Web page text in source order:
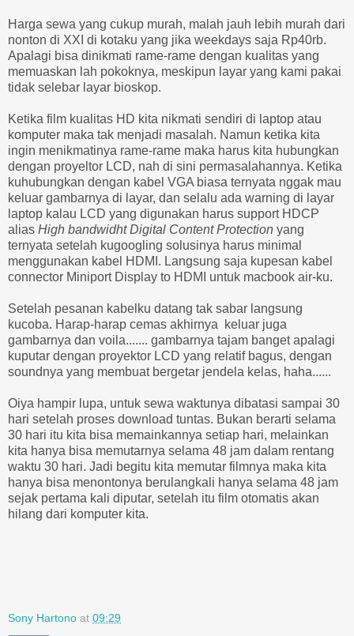
Harga sewa yang cukup murah, malah jauh lebih murah dari
nonton di XXI di kotaku yang jika weekdays saja Rp40rb.
Apalagi bisa dinikmati rame-rame dengan kualitas yang
memuaskan lah pokoknya, meskipun layar yang kami pakai
tidak selebar layar bioskop.
Ketika film kualitas HD kita nikmati sendiri di laptop atau
komputer maka tak menjadi masalah. Namun ketika kita
ingin menikmatinya rame-rame maka harus kita hubungkan
dengan proyeltor LCD, nah di sini permasalahannya. Ketika
kuhubungkan dengan kabel VGA biasa ternyata nggak mau
keluar gambarnya di layar, dan selalu ada warning di layar
laptop kalau LCD yang digunakan harus support HDCP
alias High bandwidht Digital Content Protection yang
ternyata setelah kugoogling solusinya harus minimal
menggunakan kabel HDMI. Langsung saja kupesan kabel
connector Miniport Display to HDMI untuk macbook air-ku.
Setelah pesanan kabelku datang tak sabar langsung
kucoba. Harap-harap cemas akhirnya keluar juga
gambarnya dan voila....... gambarnya tajam banget apalagi
kuputar dengan proyektor LCD yang relatif bagus, dengan
soundnya yang membuat bergetar jendela kelas, haha......
Oiya hampir lupa, untuk sewa waktunya dibatasi sampai 30
hari setelah proses download tuntas. Bukan berarti selama
30 hari itu kita bisa memainkannya setiap hari, melainkan
kita hanya bisa memutarnya selama 48 jam dalam rentang
waktu 30 hari. Jadi begitu kita memutar filmnya maka kita
hanya bisa menontonya berulangkali hanya selama 48 jam
sejak pertama kali diputar, setelah itu film otomatis akan
hilang dari komputer kita.
Sony Hartono at 09:29